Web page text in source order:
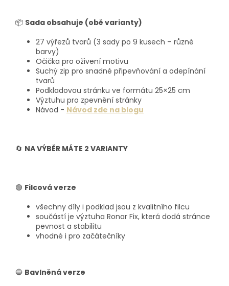
📦 Sada obsahuje (obě varianty)
27 výřezů tvarů (3 sady po 9 kusech – různé
barvy)
Očička pro oživení motivu
Suchý zip pro snadné připevňování a odepínání
tvarů
Podkladovou stránku ve formátu 25×25 cm
Výztuhu pro zpevnění stránky
Návod - Návod zde na blogu
🔄 NA VÝBĚR MÁTE 2 VARIANTY
🟢 Filcová verze
všechny díly i podklad jsou z kvalitního filcu
součástí je výztuha Ronar Fix, která dodá stránce
pevnost a stabilitu
vhodné i pro začátečníky
🔵 Bavlněná verze